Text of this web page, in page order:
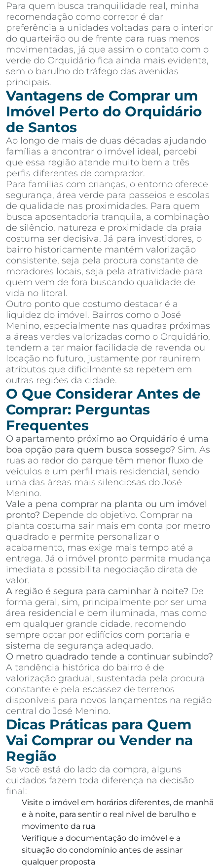
Para quem busca tranquilidade real, minha
recomendação como corretor é dar
preferência a unidades voltadas para o interior
do quarteirão ou de frente para ruas menos
movimentadas, já que assim o contato com o
verde do Orquidário fica ainda mais evidente,
sem o barulho do tráfego das avenidas
principais.
Vantagens de Comprar um
Imóvel Perto do Orquidário
de Santos
Ao longo de mais de duas décadas ajudando
famílias a encontrar o imóvel ideal, percebi
que essa região atende muito bem a três
perfis diferentes de comprador.
Para famílias com crianças, o entorno oferece
segurança, área verde para passeios e escolas
de qualidade nas proximidades. Para quem
busca aposentadoria tranquila, a combinação
de silêncio, natureza e proximidade da praia
costuma ser decisiva. Já para investidores, o
bairro historicamente mantém valorização
consistente, seja pela procura constante de
moradores locais, seja pela atratividade para
quem vem de fora buscando qualidade de
vida no litoral.
Outro ponto que costumo destacar é a
liquidez do imóvel. Bairros como o José
Menino, especialmente nas quadras próximas
a áreas verdes valorizadas como o Orquidário,
tendem a ter maior facilidade de revenda ou
locação no futuro, justamente por reunirem
atributos que dificilmente se repetem em
outras regiões da cidade.
O Que Considerar Antes de
Comprar: Perguntas
Frequentes
O apartamento próximo ao Orquidário é uma
boa opção para quem busca sossego? Sim. As
ruas ao redor do parque têm menor fluxo de
veículos e um perfil mais residencial, sendo
uma das áreas mais silenciosas do José
Menino.
Vale a pena comprar na planta ou um imóvel
pronto? Depende do objetivo. Comprar na
planta costuma sair mais em conta por metro
quadrado e permite personalizar o
acabamento, mas exige mais tempo até a
entrega. Já o imóvel pronto permite mudança
imediata e possibilita negociação direta de
valor.
A região é segura para caminhar à noite? De
forma geral, sim, principalmente por ser uma
área residencial e bem iluminada, mas como
em qualquer grande cidade, recomendo
sempre optar por edifícios com portaria e
sistema de segurança adequado.
O metro quadrado tende a continuar subindo?
A tendência histórica do bairro é de
valorização gradual, sustentada pela procura
constante e pela escassez de terrenos
disponíveis para novos lançamentos na região
central do José Menino.
Dicas Práticas para Quem
Vai Comprar ou Vender na
Região
Se você está do lado da compra, alguns
cuidados fazem toda diferença na decisão
final:
Visite o imóvel em horários diferentes, de manhã
e à noite, para sentir o real nível de barulho e
movimento da rua
Verifique a documentação do imóvel e a
situação do condomínio antes de assinar
qualquer proposta